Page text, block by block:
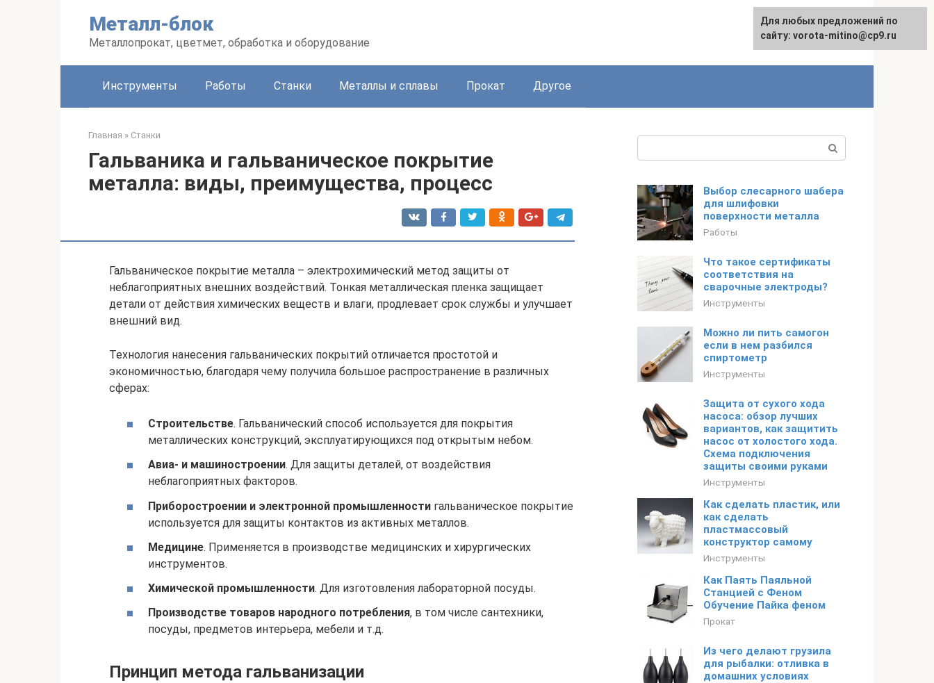
Металл-блок
Металлопрокат, цветмет, обработка и оборудование
Инструменты Работы Станки Металлы и сплавы Прокат Другое
Главная » Станки
Гальваника и гальваническое покрытие
металла: виды, преимущества, процесс
Гальваническое покрытие металла – электрохимический метод защиты от
неблагоприятных внешних воздействий. Тонкая металлическая пленка защищает
детали от действия химических веществ и влаги, продлевает срок службы и улучшает
внешний вид.
Технология нанесения гальванических покрытий отличается простотой и
экономичностью, благодаря чему получила большое распространение в различных
сферах:
Строительстве. Гальванический способ используется для покрытия
металлических конструкций, эксплуатирующихся под открытым небом.
Авиа- и машиностроении. Для защиты деталей, от воздействия
неблагоприятных факторов.
Приборостроении и электронной промышленности гальваническое покрытие
используется для защиты контактов из активных металлов.
Медицине. Применяется в производстве медицинских и хирургических
инструментов.
Химической промышленности. Для изготовления лабораторной посуды.
Производстве товаров народного потребления, в том числе сантехники,
посуды, предметов интерьера, мебели и т.д.
Принцип метода гальванизации
Выбор слесарного шабера
для шлифовки
поверхности металла
Работы
Что такое сертификаты
соответствия на
сварочные электроды?
Инструменты
Можно ли пить самогон
если в нем разбился
спиртометр
Инструменты
Защита от сухого хода
насоса: обзор лучших
вариантов, как защитить
насос от холостого хода.
Схема подключения
защиты своими руками
Инструменты
Как сделать пластик, или
как сделать
пластмассовый
конструктор самому
Инструменты
Как Паять Паяльной
Станцией с Феном
Обучение Пайка феном
Прокат
Из чего делают грузила
для рыбалки: отливка в
домашних условиях
Для любых предложений по
сайту: vorota-mitino@cp9.ru